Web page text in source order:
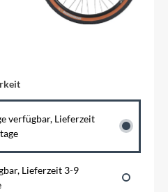
verfügbar, Lieferzeit
Lieferzeit 3-9